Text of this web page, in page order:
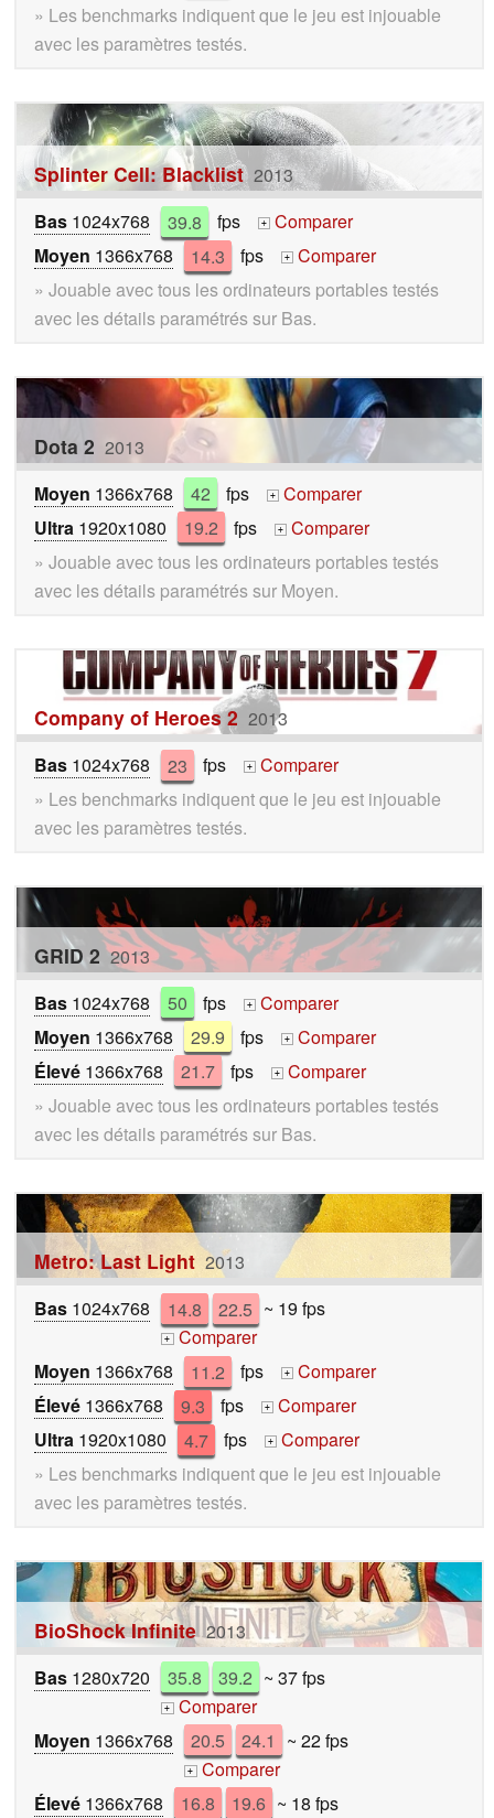
» Les benchmarks indiquent que le jeu est injouable
avec les paramètres testés.
Splinter Cell: Blacklist 2013
Bas 1024x768 39.8 fps +
Comparer
Moyen 1366x768 14.3 fps +
Comparer
» Jouable avec tous les ordinateurs portables testés
avec les détails paramétrés sur Bas.
Dota 2 2013
Moyen 1366x768 42 fps +
Comparer
Ultra 1920x1080 19.2 fps +
Comparer
» Jouable avec tous les ordinateurs portables testés
avec les détails paramétrés sur Moyen.
Company of Heroes 2 2013
Bas 1024x768 23 fps +
Comparer
» Les benchmarks indiquent que le jeu est injouable
avec les paramètres testés.
GRID 2 2013
Bas 1024x768 50 fps +
Comparer
Moyen 1366x768 29.9 fps +
Comparer
Élevé 1366x768 21.7 fps +
Comparer
» Jouable avec tous les ordinateurs portables testés
avec les détails paramétrés sur Bas.
Metro: Last Light 2013
Bas 1024x768 14.8 22.5 ~ 19 fps
+ Comparer
Moyen 1366x768 11.2 fps +
Comparer
Élevé 1366x768 9.3 fps +
Comparer
Ultra 1920x1080 4.7 fps +
Comparer
» Les benchmarks indiquent que le jeu est injouable
avec les paramètres testés.
BioShock Infinite 2013
Bas 1280x720 35.8 39.2 ~ 37 fps
+ Comparer
Moyen 1366x768 20.5 24.1 ~ 22 fps
+ Comparer
Élevé 1366x768 16.8 19.6 ~ 18 fps